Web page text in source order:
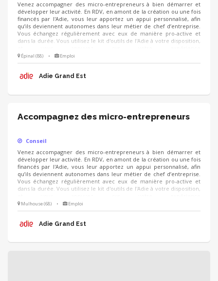
Venez accompagner des micro-entrepreneurs à bien démarrer et
développer leur activité. En RDV, en amont de la création ou une fois
financés par l'Adie, vous leur apportez un appui personnalisé, afin
qu’ils deviennent autonomes dans leur métier de chef d’entreprise.
Vous échangez régulièrement avec eux de manière pro-active et
dans la durée. Vous utilisez le kit d'outils de l'Adie à votre disposition,
(cial/humain/orga/gestion/finance...).
Épinal (88) • Emploi
Adie Grand Est
Accompagnez des micro-entrepreneurs
Conseil
Venez accompagner des micro-entrepreneurs à bien démarrer et
développer leur activité. En RDV, en amont de la création ou une fois
financés par l'Adie, vous leur apportez un appui personnalisé, afin
qu’ils deviennent autonomes dans leur métier de chef d’entreprise.
Vous échangez régulièrement avec eux de manière pro-active et
dans la durée. Vous utilisez le kit d'outils de l'Adie à votre disposition,
(cial/humain/orga/gestion/finance...).
Mulhouse (68) • Emploi
Adie Grand Est